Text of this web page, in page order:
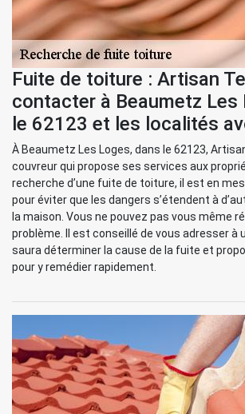
Fuite de toiture : Artisan
contacter à Beaumetz Les
le 62123 et les localités
À Beaumetz Les Loges, dans le 62123,
couvreur qui propose ses services aux
recherche d’une fuite de toiture, il est en
pour éviter que les dangers s’étendent à
la maison. Vous ne pouvez pas vous même
problème. Il est conseillé de vous adresser à
saura déterminer la cause de la fuite et
pour y remédier rapidement.